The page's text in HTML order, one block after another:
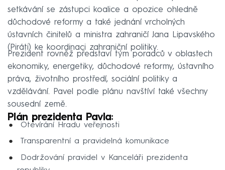
setkávání se zástupci koalice a opozice ohledně
důchodové reformy a také jednání vrcholných
ústavních činitelů a ministra zahraničí Jana Lipavského
(Piráti) ke koordinaci zahraniční politiky.
Prezident rovněž představí tým poradců v oblastech
ekonomiky, energetiky, důchodové reformy, ústavního
práva, životního prostředí, sociální politiky a
vzdělávání. Pavel podle plánu navštíví také všechny
sousední země.
Plán prezidenta Pavla:
Otevírání Hradu veřejnosti
Transparentní a pravidelná komunikace
Dodržování pravidel v Kanceláři prezidenta